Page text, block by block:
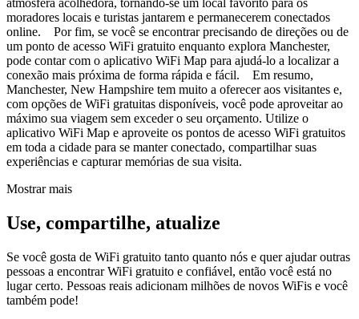
atmosfera acolhedora, tornando-se um local favorito para os
moradores locais e turistas jantarem e permanecerem conectados
online. Por fim, se você se encontrar precisando de direções ou de
um ponto de acesso WiFi gratuito enquanto explora Manchester,
pode contar com o aplicativo WiFi Map para ajudá-lo a localizar a
conexão mais próxima de forma rápida e fácil. Em resumo,
Manchester, New Hampshire tem muito a oferecer aos visitantes e,
com opções de WiFi gratuitas disponíveis, você pode aproveitar ao
máximo sua viagem sem exceder o seu orçamento. Utilize o
aplicativo WiFi Map e aproveite os pontos de acesso WiFi gratuitos
em toda a cidade para se manter conectado, compartilhar suas
experiências e capturar memórias de sua visita.
Mostrar mais
Use, compartilhe, atualize
Se você gosta de WiFi gratuito tanto quanto nós e quer ajudar outras
pessoas a encontrar WiFi gratuito e confiável, então você está no
lugar certo. Pessoas reais adicionam milhões de novos WiFis e você
também pode!